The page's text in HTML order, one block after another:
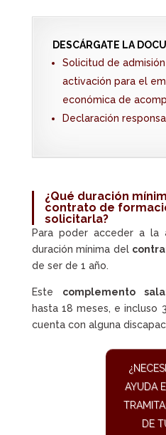
DESCÁRGATE LA
Solicitud de
activación para el
económica de
Declaración
¿Qué duración
contrato de
solicitarla?
Para poder acceder a la
duración mínima del
de ser de 1 año.
Este complemento
hasta 18 meses, e incluso
cuenta con alguna
AYUDA
DE